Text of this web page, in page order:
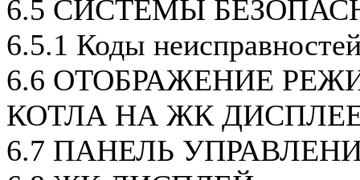
6.5 СИСТЕМЫ
6.5.1 Коды
6.6 ОТОБРАЖЕНИЕ
КОТЛА НА ЖК
6.7 ПАНЕЛЬ